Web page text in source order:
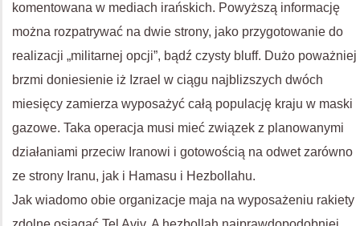
komentowana w mediach irańskich. Powyższą informację
można rozpatrywać na dwie strony, jako przygotowanie do
realizacji „militarnej opcji”, bądź czysty bluff. Dużo poważniej
brzmi doniesienie iż Izrael w ciągu najblizszych dwóch
miesięcy zamierza wyposażyć całą populację kraju w maski
gazowe. Taka operacja musi mieć związek z planowanymi
działaniami przeciw Iranowi i gotowością na odwet zarówno
ze strony Iranu, jak i Hamasu i Hezbollahu.
Jak wiadomo obie organizacje maja na wyposażeniu rakiety